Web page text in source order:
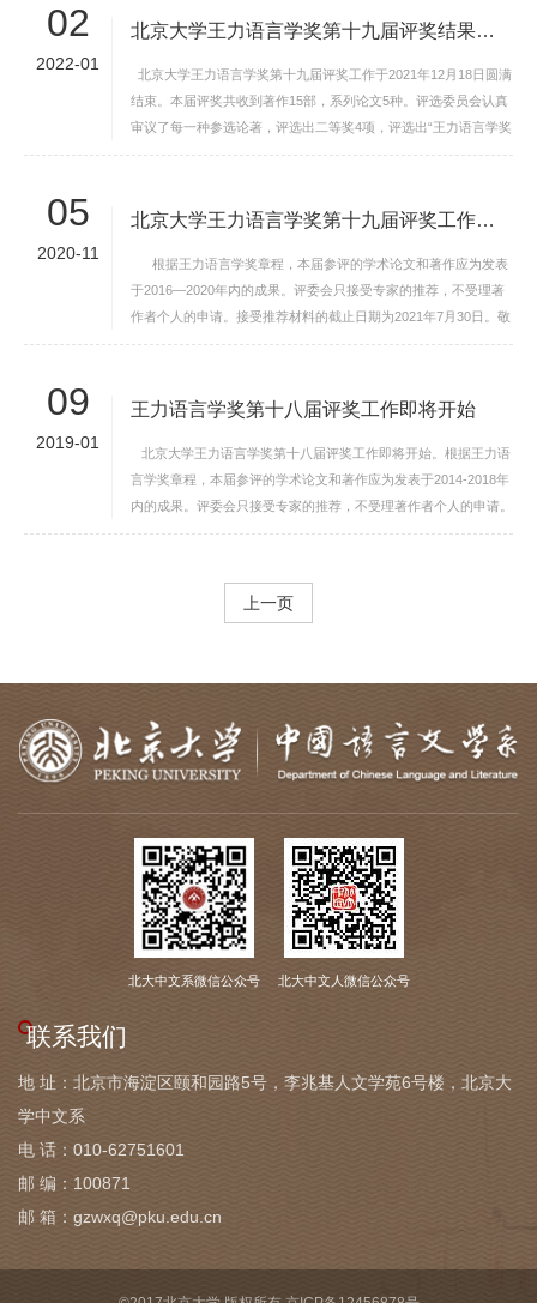
02
2022-01
北京大学王力语言学奖第十九届评奖结果揭晓
北京大学王力语言学奖第十九届评奖工作于2021年12月18日圆满
结束。本届评奖共收到著作15部，系列论文5种。评选委员会认真
审议了每一种参选论著，评选出二等奖4项，评选出“王力语言学奖
青年成果奖”3项： ...
05
2020-11
北京大学王力语言学奖第十九届评奖工作即将开始
根据王力语言学奖章程，本届参评的学术论文和著作应为发表
于2016—2020年内的成果。评委会只接受专家的推荐，不受理著
作者个人的申请。接受推荐材料的截止日期为2021年7月30日。敬
请学界专家推荐优秀论著。王力语言...
09
2019-01
王力语言学奖第十八届评奖工作即将开始
北京大学王力语言学奖第十八届评奖工作即将开始。根据王力语
言学奖章程，本届参评的学术论文和著作应为发表于2014-2018年
内的成果。评委会只接受专家的推荐，不受理著作者个人的申请。
接受推荐材料的截止日期为...
上一页
北大中文系微信公众号 北大中文人微信公众号
联系我们
地 址：北京市海淀区颐和园路5号，李兆基人文学苑6号楼，北京大
学中文系
电 话：010-62751601
邮 编：100871
邮 箱：gzwxq@pku.edu.cn